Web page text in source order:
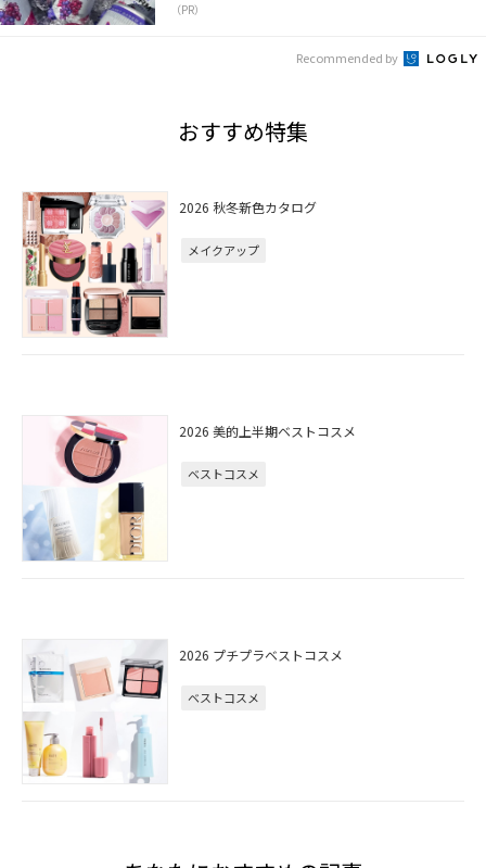
（PR）
Recommended by
おすすめ特集
2026 秋冬新色カタログ
メイクアップ
2026 美的上半期ベストコスメ
ベストコスメ
2026 プチプラベストコスメ
ベストコスメ